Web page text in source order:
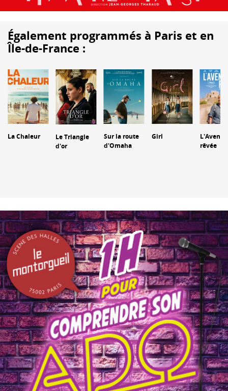
Également programmés à Paris et en
Île-de-France :
La Chaleur
Le Triangle
d'or
Sur la route
d'Omaha
Girl
rêvée